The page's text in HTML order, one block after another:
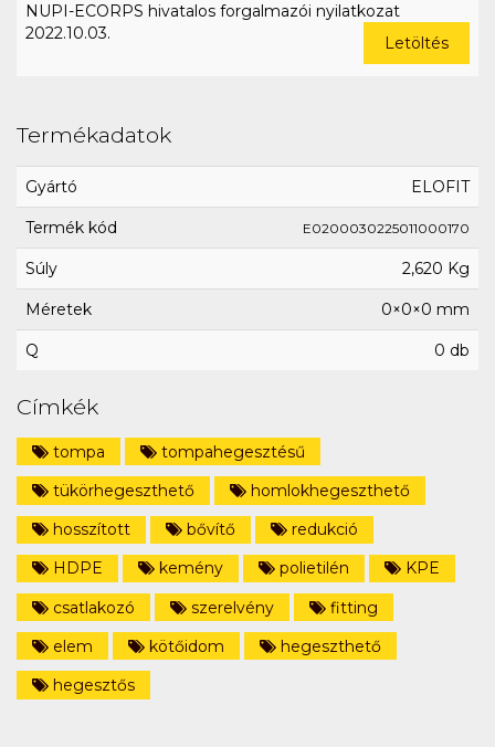
NUPI-ECORPS hivatalos forgalmazói nyilatkozat
2022.10.03.
Letöltés
Termékadatok
Gyártó ELOFIT
Termék kód E0200030225011000170
Súly 2,620 Kg
Méretek 0×0×0 mm
Q 0 db
Címkék
tompa
tompahegesztésű
tükörhegeszthető
homlokhegeszthető
hosszított
bővítő
redukció
HDPE
kemény polietilén
KPE
csatlakozó
szerelvény
fitting
elem
kötőidom
hegeszthető
hegesztős